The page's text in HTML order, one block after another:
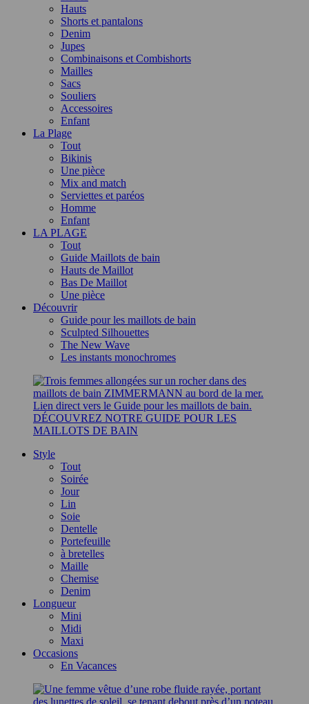
Hauts
Shorts et pantalons
Denim
Jupes
Combinaisons et Combishorts
Mailles
Sacs
Souliers
Accessoires
Enfant
La Plage
Tout
Bikinis
Une pièce
Mix and match
Serviettes et paréos
Homme
Enfant
LA PLAGE
Tout
Guide Maillots de bain
Hauts de Maillot
Bas De Maillot
Une pièce
Découvrir
Guide pour les maillots de bain
Sculpted Silhouettes
The New Wave
Les instants monochromes
DÉCOUVREZ NOTRE GUIDE POUR LES
MAILLOTS DE BAIN
Style
Tout
Soirée
Jour
Lin
Soie
Dentelle
Portefeuille
à bretelles
Maille
Chemise
Denim
Longueur
Mini
Midi
Maxi
Occasions
En Vacances